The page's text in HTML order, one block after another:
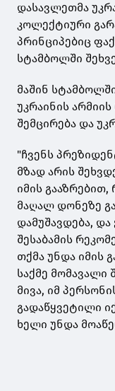
დასავლეთმა
კოლექტიური
პრინციპებიც
სტამბოლში
მაშინ
უკრაინის
შემცირება და
"ჩვენს
მზად არის
იმის
მაღალ დონეზე
დამუშავდება,
შესაბამის
თქმა უნდა იმის
საქმე მომავალი
მივა, იმ
გადაწყვეტილი
ხელი უნდა